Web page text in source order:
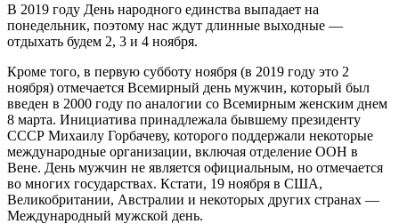
В 2019 году День народного единства выпадает на
понедельник, поэтому нас ждут длинные выходные —
отдыхать будем 2, 3 и 4 ноября.
Кроме того, в первую субботу ноября (в 2019 году это 2
ноября) отмечается Всемирный день мужчин, который был
введен в 2000 году по аналогии со Всемирным женским днем
8 марта. Инициатива принадлежала бывшему президенту
СССР Михаилу Горбачеву, которого поддержали некоторые
международные организации, включая отделение ООН в
Вене. День мужчин не является официальным, но отмечается
во многих государствах. Кстати, 19 ноября в США,
Великобритании, Австралии и некоторых других странах —
Международный мужской день.